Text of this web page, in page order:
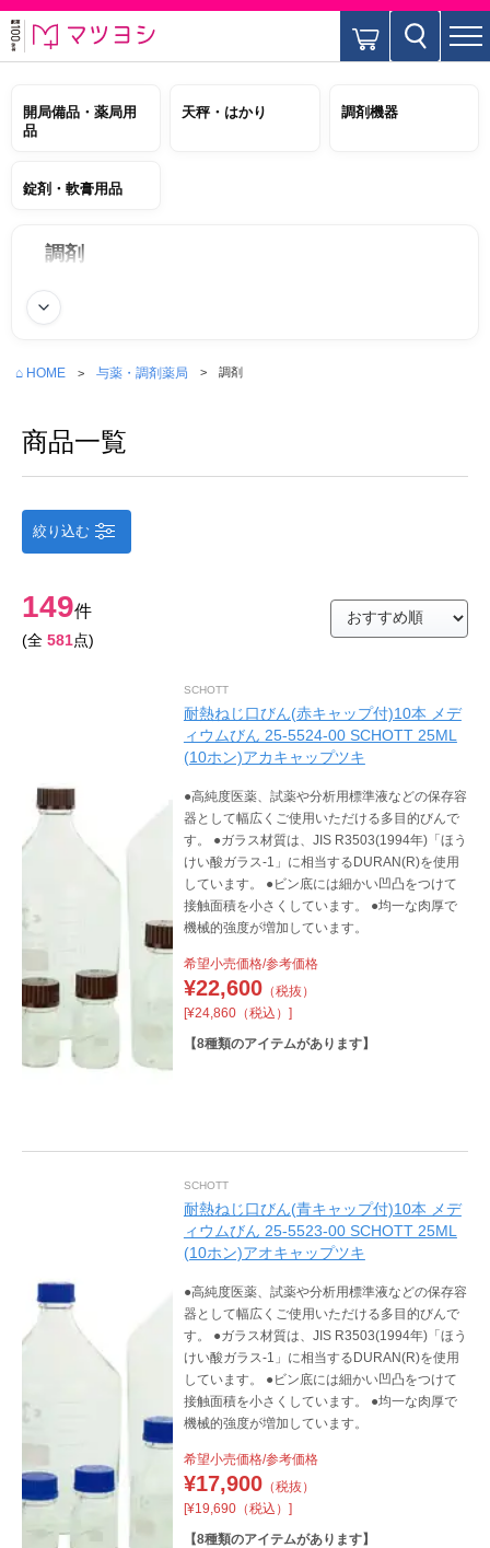
開局備品・薬局用
品
天秤・はかり 調剤機器
錠剤・軟膏用品
調剤
続きを読む
⌂ HOME 与薬・調剤薬局 調剤
商品一覧
絞り込む
149件
(全 581点)
SCHOTT
耐熱ねじ口びん(赤キャップ付)10本 メデ
ィウムびん 25-5524-00 SCHOTT 25ML
(10ホン)アカキャップツキ
●高純度医薬、試薬や分析用標準液などの保存容
器として幅広くご使用いただける多目的びんで
す。 ●ガラス材質は、JIS R3503(1994年)「ほう
けい酸ガラス-1」に相当するDURAN(R)を使用
しています。 ●ビン底には細かい凹凸をつけて
接触面積を小さくしています。 ●均一な肉厚で
機械的強度が増加しています。
希望小売価格/参考価格
¥22,600（税抜）
[¥24,860（税込）]
【8種類のアイテムがあります】
SCHOTT
耐熱ねじ口びん(青キャップ付)10本 メデ
ィウムびん 25-5523-00 SCHOTT 25ML
(10ホン)アオキャップツキ
●高純度医薬、試薬や分析用標準液などの保存容
器として幅広くご使用いただける多目的びんで
す。 ●ガラス材質は、JIS R3503(1994年)「ほう
けい酸ガラス-1」に相当するDURAN(R)を使用
しています。 ●ビン底には細かい凹凸をつけて
接触面積を小さくしています。 ●均一な肉厚で
機械的強度が増加しています。
希望小売価格/参考価格
¥17,900（税抜）
[¥19,690（税込）]
【8種類のアイテムがあります】